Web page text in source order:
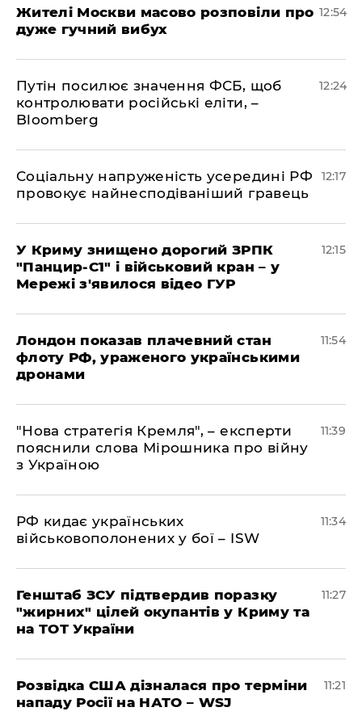
Жителі Москви масово розповіли про
дуже гучний вибух
12:54
Путін посилює значення ФСБ, щоб
контролювати російські еліти, –
Bloomberg
12:24
Соціальну напруженість усередині РФ
провокує найнесподіваніший гравець
12:17
У Криму знищено дорогий ЗРПК
"Панцир-С1" і військовий кран – у
Мережі з'явилося відео ГУР
12:15
Лондон показав плачевний стан
флоту РФ, ураженого українськими
дронами
11:54
"Нова стратегія Кремля", – експерти
пояснили слова Мірошника про війну
з Україною
11:39
РФ кидає українських
військовополонених у бої – ISW
11:34
Генштаб ЗСУ підтвердив поразку
"жирних" цілей окупантів у Криму та
на ТОТ України
11:27
Розвідка США дізналася про терміни
нападу Росії на НАТО – WSJ
11:21